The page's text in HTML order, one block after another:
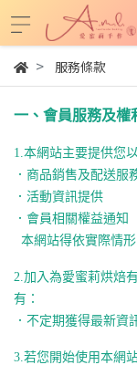
服務條款
一、會員服務及權
1.本網站主要提供您
．商品銷售及配送服
．活動資訊提供
．會員相關權益通知
本網站得依實際情
2.加入為愛蜜莉烘焙
有：
．不定期獲得最新資
3.若您開始使用本網